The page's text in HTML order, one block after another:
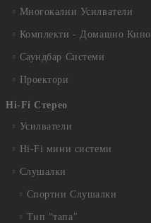
Многокални Усилватели
Комплекти - Домашно Кино
Саундбар Системи
Проектори
Hi-Fi Стерео
Усилватели
Hi-Fi мини системи
Слушалки
Спортни Слушалки
Тип "тапа"